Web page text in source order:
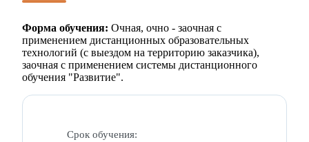
Форма обучения: Очная, очно - заочная с
применением дистанционных образовательных
технологий (с выездом на территорию заказчика),
заочная с применением системы дистанционного
обучения "Развитие".
Срок обучения: